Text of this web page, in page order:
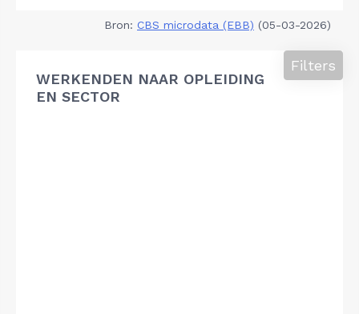
Bron: CBS microdata (EBB) (05-03-2026)
WERKENDEN NAAR OPLEIDING
EN SECTOR
Filters